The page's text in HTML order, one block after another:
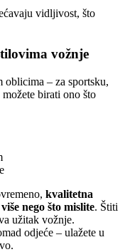
vidljivost, što
vožnje
– za sportsku,
birati ono što
kvalitetna
nego što mislite. Štiti
užitak vožnje.
odjeće – ulažete u